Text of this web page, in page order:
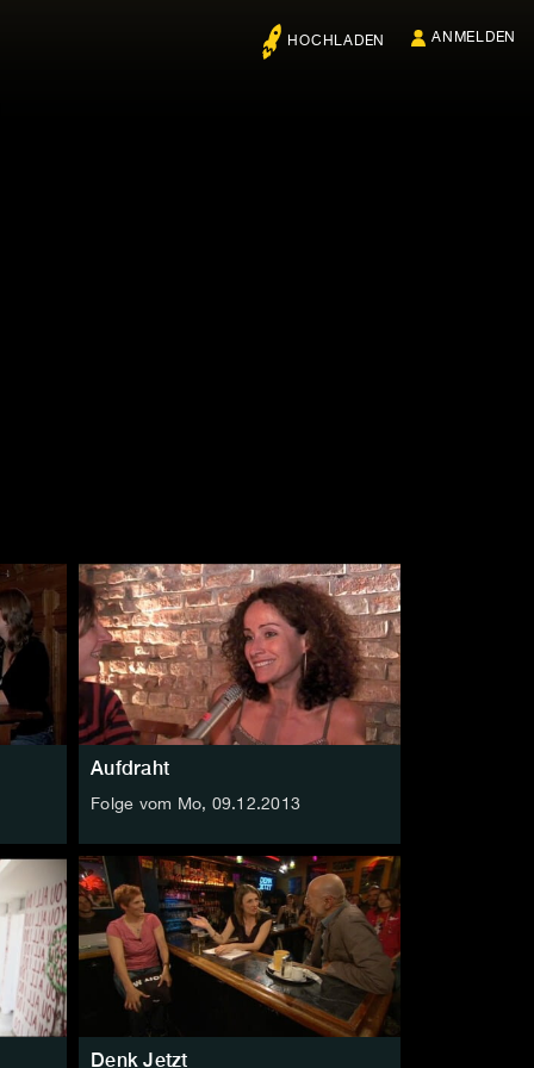
HOCHLADEN ANMELDEN
Aufdraht
Folge vom Mo, 09.12.2013
Denk Jetzt